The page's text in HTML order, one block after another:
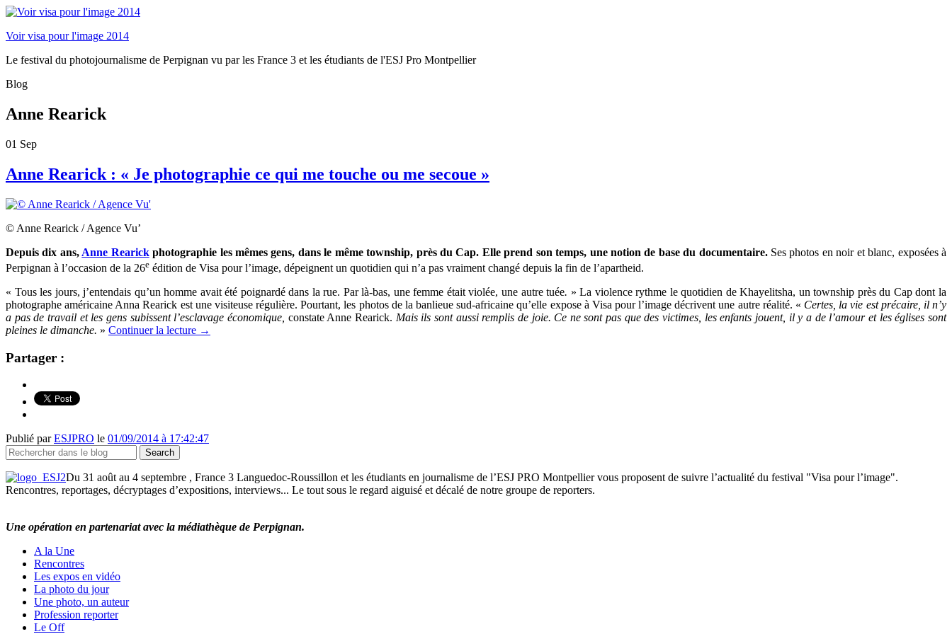
Voir visa pour l'image 2014
Le festival du photojournalisme de Perpignan vu par les France 3 et les étudiants de l'ESJ Pro Montpellier
Blog
Anne Rearick
01 Sep
Anne Rearick : « Je photographie ce qui me touche ou me secoue »
© Anne Rearick / Agence Vu’
Depuis dix ans, Anne Rearickphotographie les mêmes gens, dans le même township, près du Cap. Elle prend son temps, une notion de base du documentaire. Ses photos en noir et blanc, exposées à
Perpignan à l’occasion de la 26e édition de Visa pour l’image, dépeignent un quotidien qui n’a pas vraiment changé depuis la fin de l’apartheid.
« Tous les jours, j’entendais qu’un homme avait été poignardé dans la rue. Par là-bas, une femme était violée, une autre tuée. » La violence rythme le quotidien de Khayelitsha, un township près du Cap dont la
photographe américaine Anna Rearick est une visiteuse régulière. Pourtant, les photos de la banlieue sud-africaine qu’elle expose à Visa pour l’image décrivent une autre réalité. « Certes, la vie est précaire, il n’y
a pas de travail et les gens subissent l’esclavage économique, constate Anne Rearick. Mais ils sont aussi remplis de joie. Ce ne sont pas que des victimes, les enfants jouent, il y a de l’amour et les églises sont
pleines le dimanche. » Continuer la lecture →
Partager :
Publié parESJPRO le 01/09/2014 à 17:42:47
Du 31 août au 4 septembre , France 3 Languedoc-Roussillon et les étudiants en journalisme de l’ESJ PRO Montpellier vous proposent de suivre l’actualité du festival "Visa pour l’image".
Rencontres, reportages, décryptages d’expositions, interviews... Le tout sous le regard aiguisé et décalé de notre groupe de reporters.
Une opération en partenariat avec la médiathèque de Perpignan.
A la Une
Rencontres
Les expos en vidéo
La photo du jour
Une photo, un auteur
Profession reporter
Le Off